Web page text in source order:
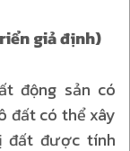
giả định)
động sản có
đất có thể xây
đất được tính